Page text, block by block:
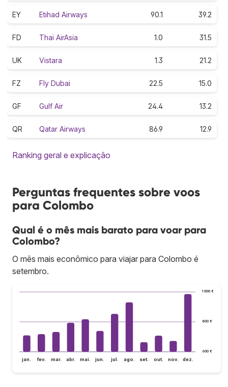
EY Etihad Airways 90.1 39.2
FD Thai AirAsia 1.0 31.5
UK Vistara 1.3 21.2
FZ Fly Dubai 22.5 15.0
GF Gulf Air 24.4 13.2
QR Qatar Airways 86.9 12.9
Ranking geral e explicação
Perguntas frequentes sobre voos
para Colombo
Qual é o mês mais barato para voar para
Colombo?
O mês mais econômico para viajar para Colombo é
setembro.
600 €
800 €
1 000 €
jan. fev. mar. abr. mai. jun. jul. ago. set. out. nov. dez.